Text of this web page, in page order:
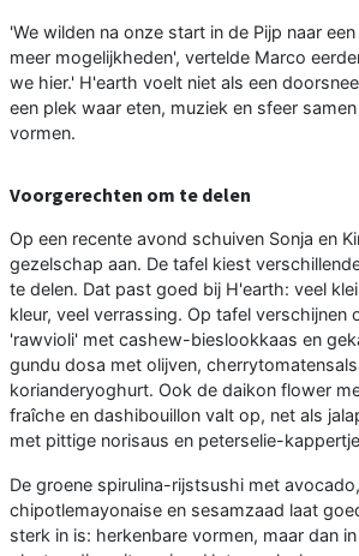
'We wilden na onze start in de Pijp naar
meer mogelijkheden', vertelde Marco
we hier.' H'earth voelt niet als een
een plek waar eten, muziek en sfeer
vormen.
Voorgerechten om te delen
Op een recente avond schuiven Sonja en
gezelschap aan. De tafel kiest
te delen. Dat past goed bij H'earth: veel
kleur, veel verrassing. Op tafel verschijnen
'rawvioli' met cashew-bieslookkaas en
gundu dosa met olijven,
korianderyoghurt. Ook de daikon flower
fraîche en dashibouillon valt op, net als
met pittige norisaus en peterselie-
De groene spirulina-rijstsushi met
chipotlemayonaise en sesamzaad laat
sterk in is: herkenbare vormen, maar dan